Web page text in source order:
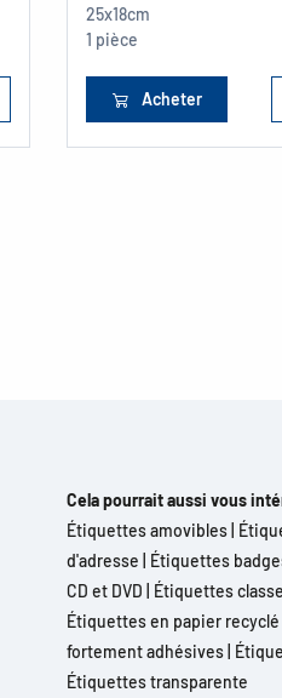
25x18cm
1 pièce
Acheter
Cela pourrait aussi vous
Étiquettes amovibles
d'adresse
Étiquettes
CD et DVD
Étiquettes
Étiquettes en papier recyclé
fortement adhésives
Étiquettes transparente